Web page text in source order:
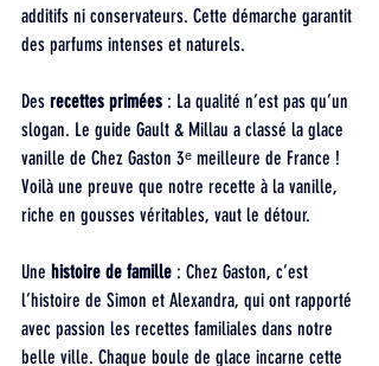
additifs ni conservateurs. Cette démarche garantit
des parfums intenses et naturels.
Des recettes primées : La qualité n’est pas qu’un
slogan. Le guide Gault & Millau a classé la glace
vanille de Chez Gaston 3ᵉ meilleure de France !
Voilà une preuve que notre recette à la vanille,
riche en gousses véritables, vaut le détour.
Une histoire de famille : Chez Gaston, c’est
l’histoire de Simon et Alexandra, qui ont rapporté
avec passion les recettes familiales dans notre
belle ville. Chaque boule de glace incarne cette